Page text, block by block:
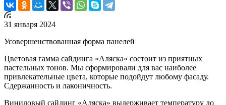
31 января 2024
Усовершенствованная форма панелей
Цветовая гамма сайдинга «Аляска» состоит из приятных
пастельных тонов. Мы сформировали для вас наиболее
привлекательные цвета, которые подойдут любому фасаду.
Сдержанность и лаконичность.
Виниловый сайдинг «Аляска» выдерживает температуру до